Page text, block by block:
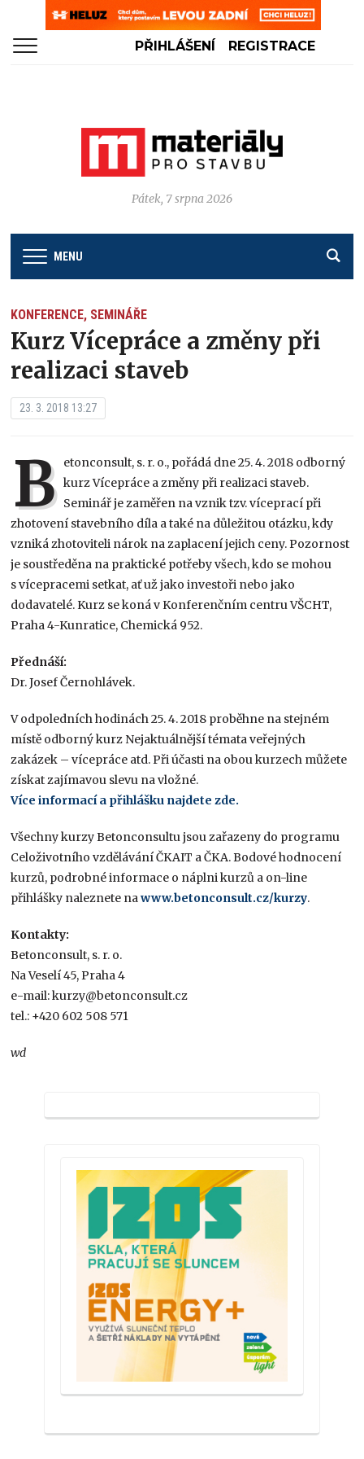
PŘIHLÁŠENÍ REGISTRACE
Pátek, 7 srpna 2026
MENU
KONFERENCE, SEMINÁŘE
Kurz Vícepráce a změny při
realizaci staveb
23. 3. 2018 13:27
B etonconsult, s. r. o., pořádá dne 25. 4. 2018 odborný
kurz Vícepráce a změny při realizaci staveb.
Seminář je zaměřen na vznik tzv. víceprací při
zhotovení stavebního díla a také na důležitou otázku, kdy
vzniká zhotoviteli nárok na zaplacení jejich ceny. Pozornost
je soustředěna na praktické potřeby všech, kdo se mohou
s vícepracemi setkat, ať už jako investoři nebo jako
dodavatelé. Kurz se koná v Konferenčním centru VŠCHT,
Praha 4-Kunratice, Chemická 952.
Přednáší:
Dr. Josef Černohlávek.
V odpoledních hodinách 25. 4. 2018 proběhne na stejném
místě odborný kurz Nejaktuálnější témata veřejných
zakázek – vícepráce atd. Při účasti na obou kurzech můžete
získat zajímavou slevu na vložné.
Více informací a přihlášku najdete zde.
Všechny kurzy Betonconsultu jsou zařazeny do programu
Celoživotního vzdělávání ČKAIT a ČKA. Bodové hodnocení
kurzů, podrobné informace o náplni kurzů a on-line
přihlášky naleznete nawww.betonconsult.cz/kurzy.
Kontakty:
Betonconsult, s. r. o.
Na Veselí 45, Praha 4
e-mail: kurzy@betonconsult.cz
tel.: +420 602 508 571
wd